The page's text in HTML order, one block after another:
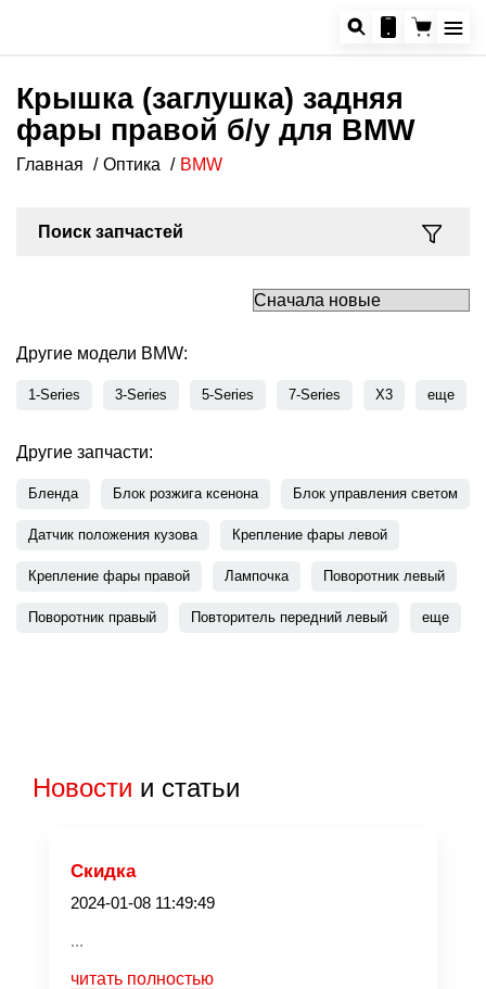
Крышка (заглушка) задняя
фары правой б/у для BMW
Главная Оптика BMW
Поиск запчастей
Другие модели BMW:
1-Series 3-Series 5-Series 7-Series X3 еще
Другие запчасти:
Бленда Блок розжига ксенона Блок управления светом
Датчик положения кузова Крепление фары левой
Крепление фары правой Лампочка Поворотник левый
Поворотник правый Повторитель передний левый еще
Новости и статьи
Скидка
2024-01-08 11:49:49
...
читать полностью